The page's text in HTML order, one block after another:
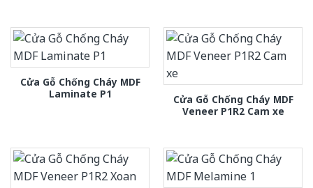
Cửa Gỗ Chống Cháy MDF
Laminate P1
Cửa Gỗ Chống Cháy MDF
Veneer P1R2 Cam xe